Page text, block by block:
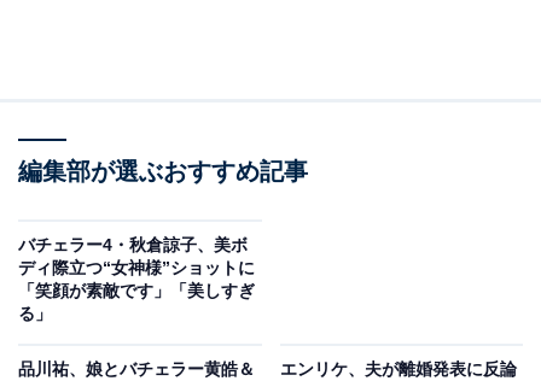
編集部が選ぶおすすめ記事
バチェラー4・秋倉諒子、美ボ
ディ際立つ“女神様”ショットに
「笑顔が素敵です」「美しすぎ
る」
品川祐、娘とバチェラー黄皓＆
エンリケ、夫が離婚発表に反論